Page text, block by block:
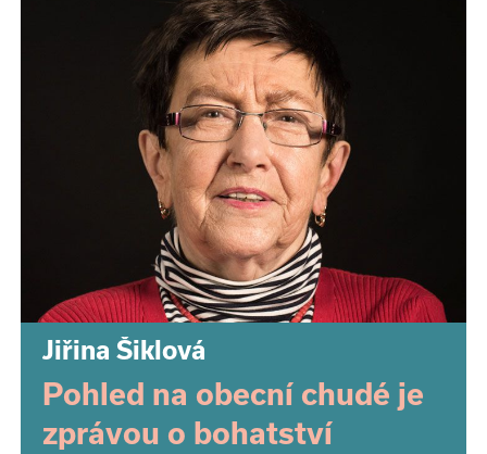
Jiřina Šiklová
Pohled na obecní chudé je
zprávou o bohatství